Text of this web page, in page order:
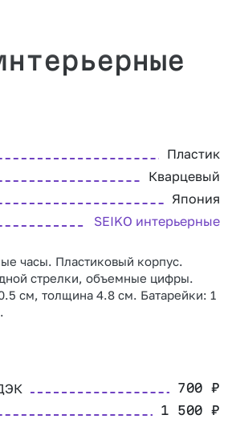
Пластик
Кварцевый
Япония
SEIKO интерьерные
часы. Пластиковый корпус.
стрелки, объемные цифры.
см, толщина 4.8 см. Батарейки: 1
700₽
1 500₽